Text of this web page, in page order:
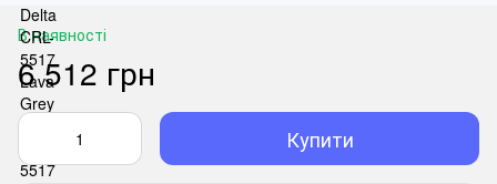
В наявності
6 512 грн
Купити